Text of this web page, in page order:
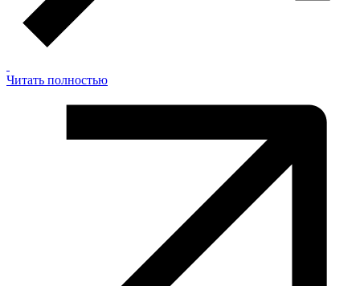
Читать полностью